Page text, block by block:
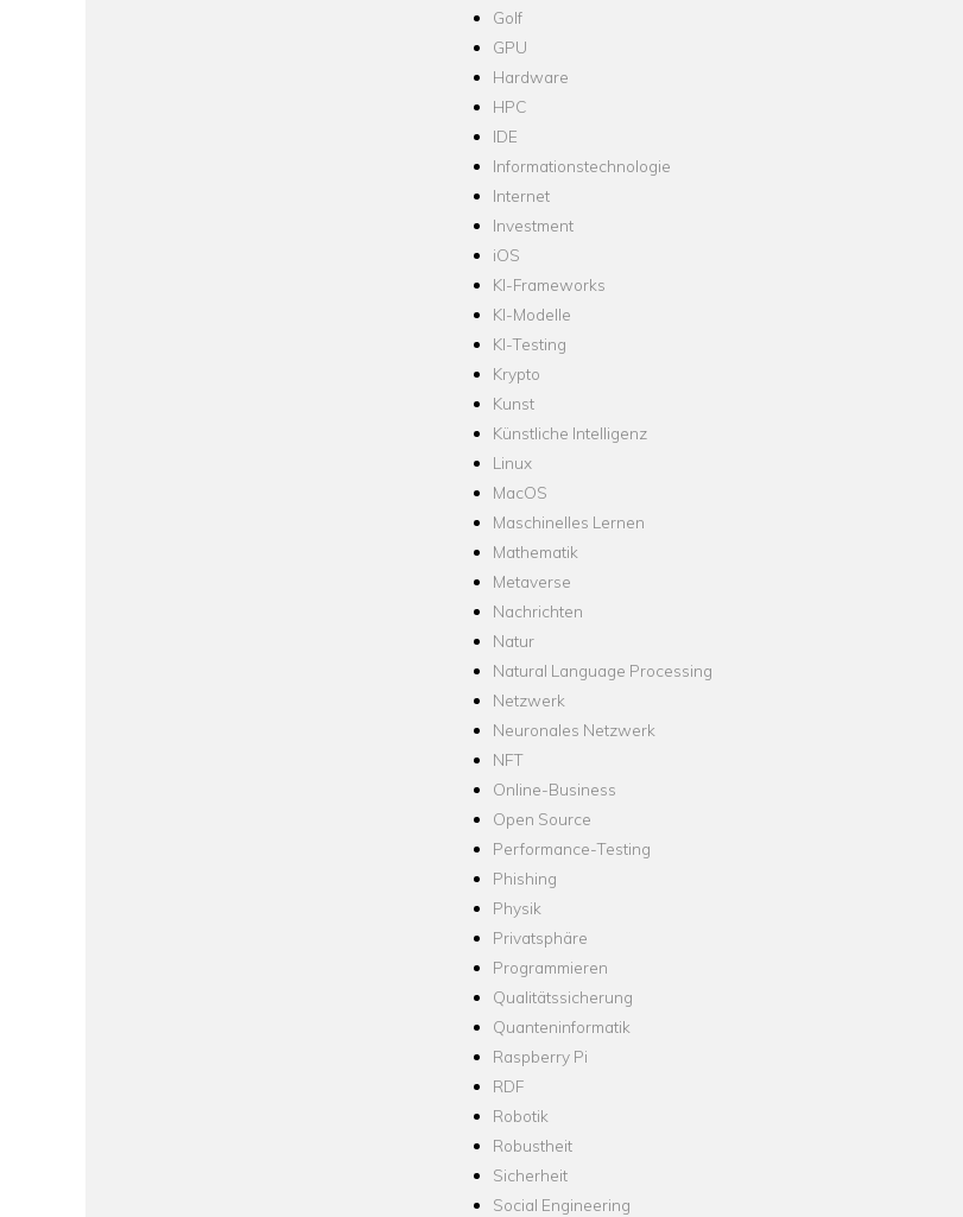
Golf
GPU
Hardware
HPC
IDE
Informationstechnologie
Internet
Investment
iOS
KI-Frameworks
KI-Modelle
KI-Testing
Krypto
Kunst
Künstliche Intelligenz
Linux
MacOS
Maschinelles Lernen
Mathematik
Metaverse
Nachrichten
Natur
Natural Language Processing
Netzwerk
Neuronales Netzwerk
NFT
Online-Business
Open Source
Performance-Testing
Phishing
Physik
Privatsphäre
Programmieren
Qualitätssicherung
Quanteninformatik
Raspberry Pi
RDF
Robotik
Robustheit
Sicherheit
Social Engineering